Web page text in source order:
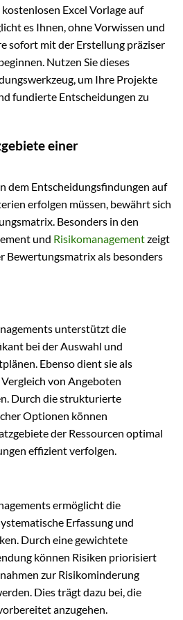
Excel Vorlage auf
es Ihnen, ohne Vorwissen und
sofort mit der Erstellung präziser
Nutzen Sie dieses
um Ihre Projekte
fundierte Entscheidungen zu
einer
dem Entscheidungsfindungen auf
erfolgen müssen, bewährt sich
Besonders in den
und Risikomanagementzeigt
Bewertungsmatrix als besonders
unterstützt die
bei der Auswahl und
Ebenso dient sie als
von Angeboten
Durch die strukturierte
Optionen können
der Ressourcen optimal
effizient verfolgen.
ermöglicht die
Erfassung und
Durch eine gewichtete
können Risiken priorisiert
zur Risikominderung
Dies trägt dazu bei, die
anzugehen.